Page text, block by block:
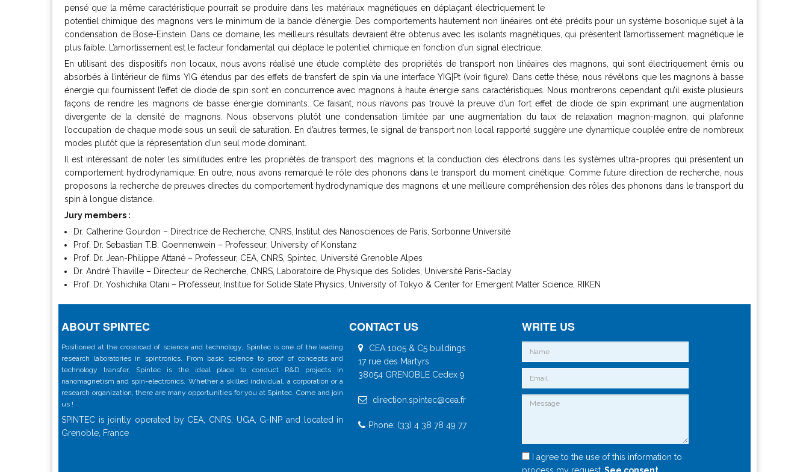
pensé que la même caractéristique pourrait se produire dans les matériaux magnétiques en déplaçant électriquement le
potentiel chimique des magnons vers le minimum de la bande d’énergie. Des comportements hautement non linéaires ont été prédits pour un système bosonique sujet à la
condensation de Bose-Einstein. Dans ce domaine, les meilleurs résultats devraient être obtenus avec les isolants magnétiques, qui présentent l’amortissement magnétique le
plus faible. L’amortissement est le facteur fondamental qui déplace le potentiel chimique en fonction d’un signal électrique.
En utilisant des dispositifs non locaux, nous avons réalisé une étude complète des propriétés de transport non linéaires des magnons, qui sont électriquement émis ou
absorbés à l’intérieur de films YIG étendus par des effets de transfert de spin via une interface YIG|Pt (voir figure). Dans cette thèse, nous révélons que les magnons à basse
énergie qui fournissent l’effet de diode de spin sont en concurrence avec magnons à haute énergie sans caractéristiques. Nous montrerons cependant qu’il existe plusieurs
façons de rendre les magnons de basse énergie dominants. Ce faisant, nous n’avons pas trouvé la preuve d’un fort effet de diode de spin exprimant une augmentation
divergente de la densité de magnons. Nous observons plutôt une condensation limitée par une augmentation du taux de relaxation magnon-magnon, qui plafonne
l’occupation de chaque mode sous un seuil de saturation. En d’autres termes, le signal de transport non local rapporté suggère une dynamique couplée entre de nombreux
modes plutôt que la répresentation d’un seul mode dominant.
Il est intéressant de noter les similitudes entre les propriétés de transport des magnons et la conduction des électrons dans les systèmes ultra-propres qui présentent un
comportement hydrodynamique. En outre, nous avons remarqué le rôle des phonons dans le transport du moment cinétique. Comme future direction de recherche, nous
proposons la recherche de preuves directes du comportement hydrodynamique des magnons et une meilleure compréhension des rôles des phonons dans le transport du
spin à longue distance.
Jury members :
Dr. Catherine Gourdon – Directrice de Recherche, CNRS, Institut des Nanosciences de Paris, Sorbonne Université
Prof. Dr. Sebastian T.B. Goennenwein – Professeur, University of Konstanz
Prof. Dr. Jean-Philippe Attané – Professeur, CEA, CNRS, Spintec, Université Grenoble Alpes
Dr. André Thiaville – Directeur de Recherche, CNRS, Laboratoire de Physique des Solides, Université Paris-Saclay
Prof. Dr. Yoshichika Otani – Professeur, Institue for Solide State Physics, University of Tokyo & Center for Emergent Matter Science, RIKEN
ABOUT SPINTEC
Positioned at the crossroad of science and technology, Spintec is one of the leading
research laboratories in spintronics. From basic science to proof of concepts and
technology transfer, Spintec is the ideal place to conduct R&D projects in
nanomagnetism and spin-electronics. Whether a skilled individual, a corporation or a
research organization, there are many opportunities for you at Spintec. Come and join
us !
SPINTEC is jointly operated by CEA, CNRS, UGA, G-INP and located in
Grenoble, France
CONTACT US
CEA 1005 & C5 buildings
17 rue des Martyrs
38054 GRENOBLE Cedex 9
direction.spintec@cea.fr
Phone: (33) 4 38 78 49 77
WRITE US
I agree to the use of this information to